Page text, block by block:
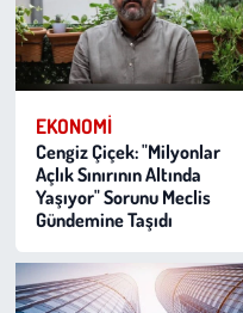
EKONOMI
Cengiz Çiçek: "Milyonlar
Açlık Sınırının Altında
Yaşıyor" Sorunu Meclis
Gündemine Taşıdı